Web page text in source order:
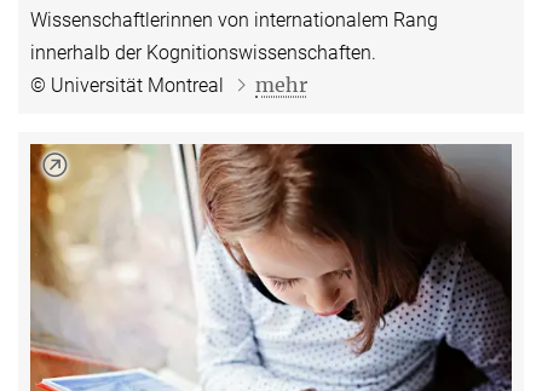
Wissenschaftlerinnen von internationalem Rang
innerhalb der Kognitionswissenschaften.
© Universität Montreal
mehr